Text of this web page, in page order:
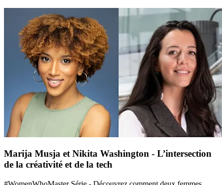
Marija Musja et Nikita Washington - L’intersection
de la créativité et de la tech